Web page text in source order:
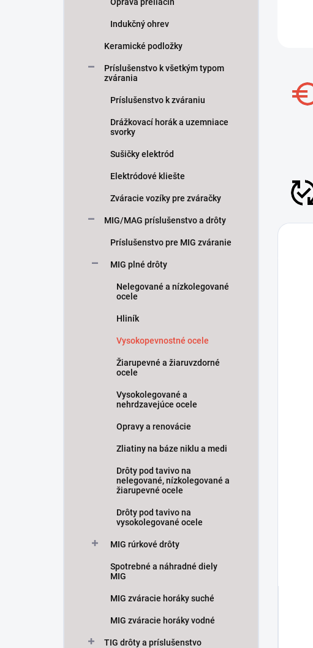
Indukčný ohrev
Keramické podložky
Príslušenstvo k všetkým typom
zvárania
Príslušenstvo k zváraniu
Drážkovací horák a uzemniace
svorky
Sušičky elektród
Elektródové kliešte
Zváracie vozíky pre zváračky
MIG/MAG príslušenstvo a drôty
Príslušenstvo pre MIG zváranie
MIG plné drôty
Nelegované a nízkolegované
ocele
Hliník
Vysokopevnostné ocele
Žiarupevné a žiaruvzdorné
ocele
Vysokolegované a
nehrdzavejúce ocele
Opravy a renovácie
Zliatiny na báze niklu a medi
Drôty pod tavivo na
nelegované, nízkolegované a
žiarupevné ocele
Drôty pod tavivo na
vysokolegované ocele
MIG rúrkové drôty
Spotrebné a náhradné diely
MIG
MIG zváracie horáky suché
MIG zváracie horáky vodné
TIG drôty a príslušenstvo